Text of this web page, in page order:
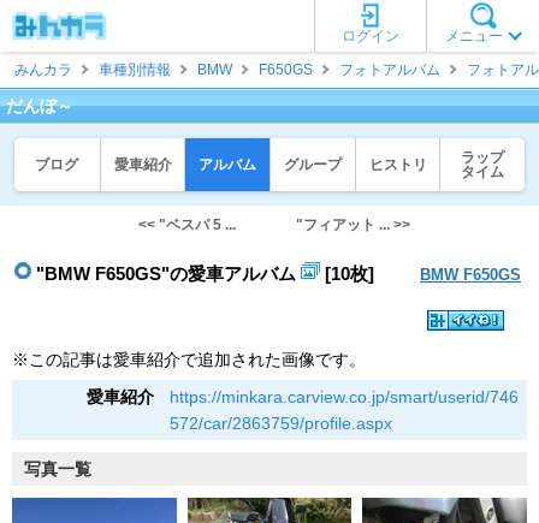
メニュー
ログイン
みんカラ
車種別情報 BMW F650GS フォトアルバム フォトア
だんぼ～
ブログ 愛車紹介 アルバム グループ ヒストリ
ラップ
タイム
<< "ベスパ 5 ... "フィアット ... >>
"BMW F650GS"の愛車アルバム [10枚] BMW F650GS
※この記事は愛車紹介で追加された画像です。
愛車紹介
https://minkara.carview.co.jp/smart/userid/746
572/car/2863759/profile.aspx
写真一覧